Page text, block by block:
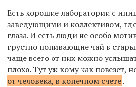
Есть хорошие лаборатории с
заведующими и коллективом,
глаза. И есть люди не особо
грустно попивающие чай в
чаще всего от них можно
плохо. Тут уж кому как повезет,
от человека, в конечном счете.